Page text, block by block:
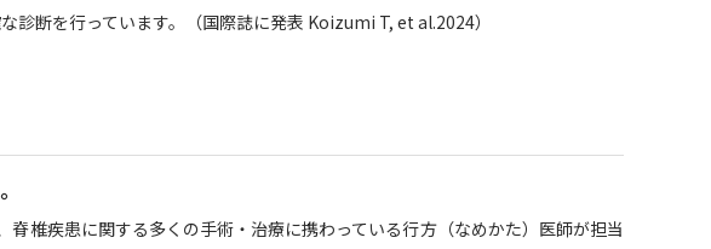
断を行っています。（国際誌に発表 Koizumi T, et al.2024）
椎疾患に関する多くの手術・治療に携わっている行方（なめかた）医師が担当